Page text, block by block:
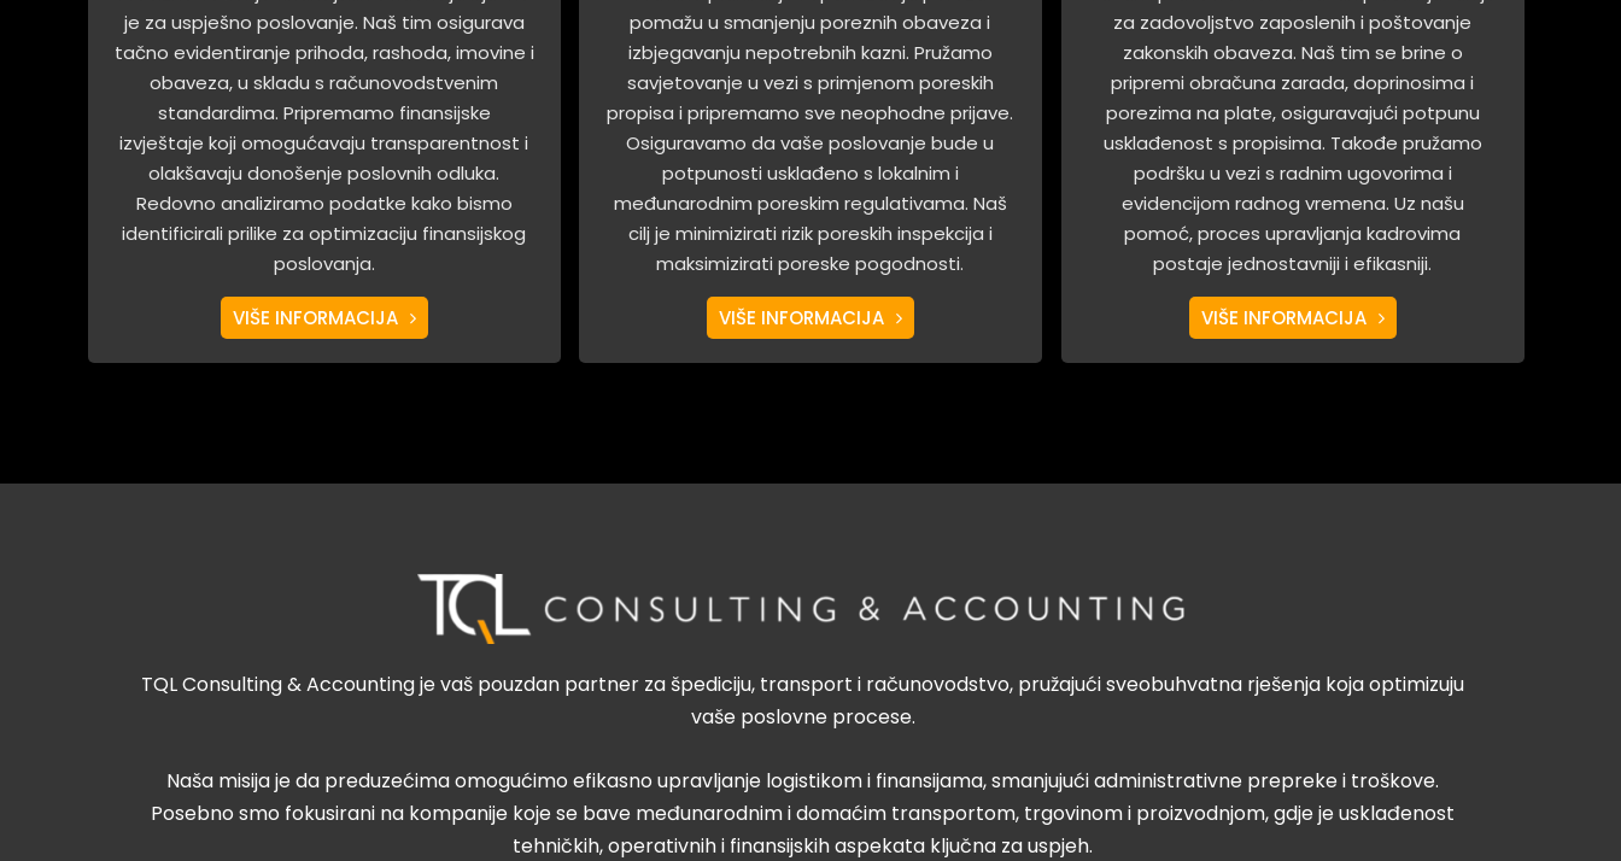
je za uspješno poslovanje. Naš tim osigurava
tačno evidentiranje prihoda, rashoda, imovine i
obaveza, u skladu s računovodstvenim
standardima. Pripremamo finansijske
izvještaje koji omogućavaju transparentnost i
olakšavaju donošenje poslovnih odluka.
Redovno analiziramo podatke kako bismo
identificirali prilike za optimizaciju finansijskog
poslovanja.
VIŠE INFORMACIJA
pomažu u smanjenju poreznih obaveza i
izbjegavanju nepotrebnih kazni. Pružamo
savjetovanje u vezi s primjenom poreskih
propisa i pripremamo sve neophodne prijave.
Osiguravamo da vaše poslovanje bude u
potpunosti usklađeno s lokalnim i
međunarodnim poreskim regulativama. Naš
cilj je minimizirati rizik poreskih inspekcija i
maksimizirati poreske pogodnosti.
VIŠE INFORMACIJA
za zadovoljstvo zaposlenih i poštovanje
zakonskih obaveza. Naš tim se brine o
pripremi obračuna zarada, doprinosima i
porezima na plate, osiguravajući potpunu
usklađenost s propisima. Takođe pružamo
podršku u vezi s radnim ugovorima i
evidencijom radnog vremena. Uz našu
pomoć, proces upravljanja kadrovima
postaje jednostavniji i efikasniji.
VIŠE INFORMACIJA
TQL Consulting & Accounting je vaš pouzdan partner za špediciju, transport i računovodstvo, pružajući sveobuhvatna rješenja koja optimizuju
vaše poslovne procese.
Naša misija je da preduzećima omogućimo efikasno upravljanje logistikom i finansijama, smanjujući administrativne prepreke i troškove.
Posebno smo fokusirani na kompanije koje se bave međunarodnim i domaćim transportom, trgovinom i proizvodnjom, gdje je usklađenost
tehničkih, operativnih i finansijskih aspekata ključna za uspjeh.